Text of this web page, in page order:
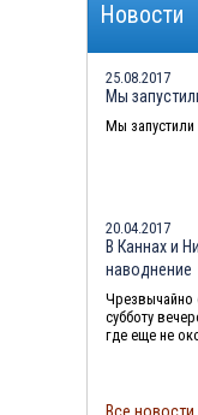
Новости
25.08.2017
Мы
Мы запустили
20.04.2017
В Каннах и
наводнение
Чрезвычайно
субботу
где еще не